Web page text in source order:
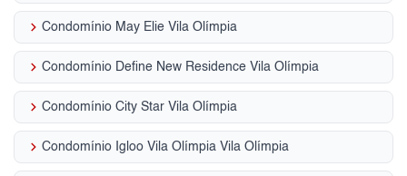
keyboard_arrow_right Condomínio May Elie Vila Olímpia
keyboard_arrow_right Condomínio Define New Residence Vila Olímpia
keyboard_arrow_right Condomínio City Star Vila Olímpia
keyboard_arrow_right Condomínio Igloo Vila Olímpia Vila Olímpia